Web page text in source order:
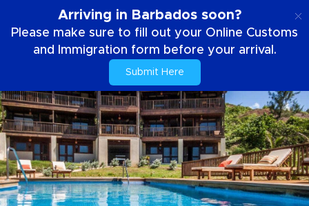
Arriving in Barbados soon?
Please make sure to fill out your Online Customs
and Immigration form before your arrival.
Submit Here